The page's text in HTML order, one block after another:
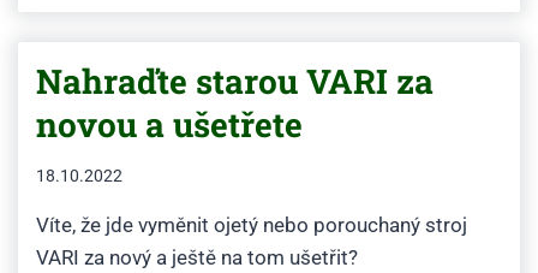
Nahraďte starou VARI za
novou a ušetřete
18.10.2022
Víte, že jde vyměnit ojetý nebo porouchaný stroj
VARI za nový a ještě na tom ušetřit?